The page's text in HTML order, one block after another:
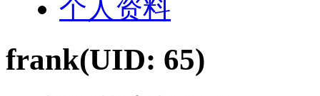
个人资料
frank(UID: 65)